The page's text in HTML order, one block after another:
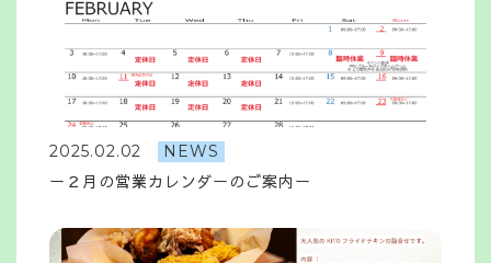
2025.02.02 NEWS
ー２月の営業カレンダーのご案内ー